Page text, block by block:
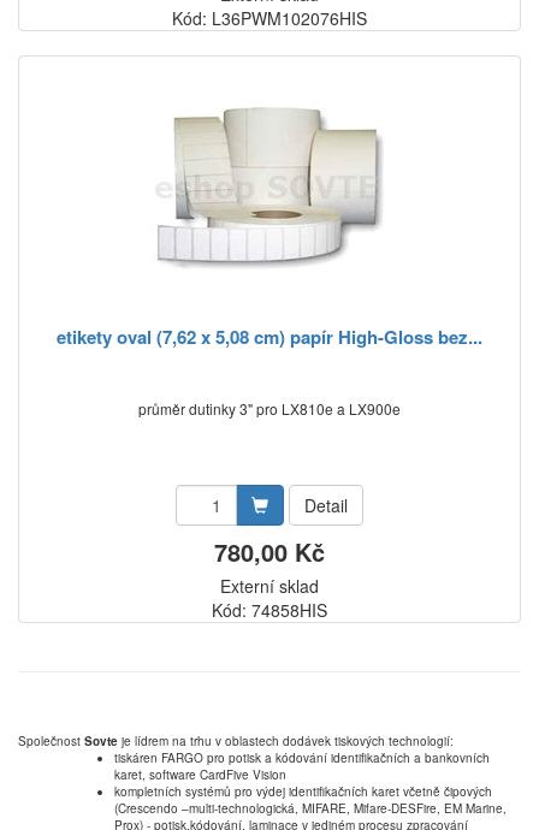
Kód: L36PWM102076HIS
etikety oval (7,62 x 5,08 cm) papír High-Gloss bez...
průměr dutinky 3" pro LX810e a LX900e
Detail
780,00 Kč
Externí sklad
Kód: 74858HIS
Společnost Sovte je lídrem na trhu v oblastech dodávek tiskových technologií:
tiskáren FARGO pro potisk a kódování identifikačních a bankovních
karet, software CardFive Vision
kompletních systémů pro výdej identifikačních karet včetně čipových
(Crescendo –multi-technologická, MIFARE, Mifare-DESFire, EM Marine,
Prox) - potisk,kódování, laminace v jediném procesu zpracování